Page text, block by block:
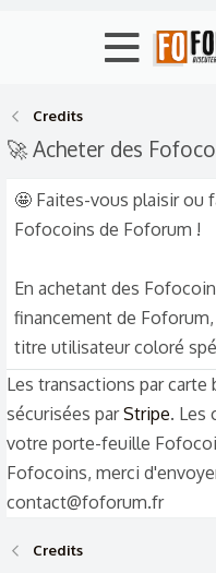
Credits
🚀 Acheter des
🤩 Faites-vous plaisir ou
Fofocoins de Foforum !
En achetant des
financement de
titre utilisateur coloré
Les transactions par
sécurisées parStripe. Les
votre porte-feuille
Fofocoins, merci
contact@foforum.fr
Credits